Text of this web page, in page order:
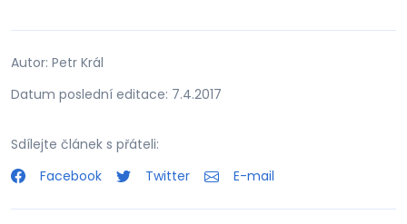
Autor: Petr Král
Datum poslední editace: 7.4.2017
Sdílejte článek s přáteli:
Facebook
Twitter E-mail